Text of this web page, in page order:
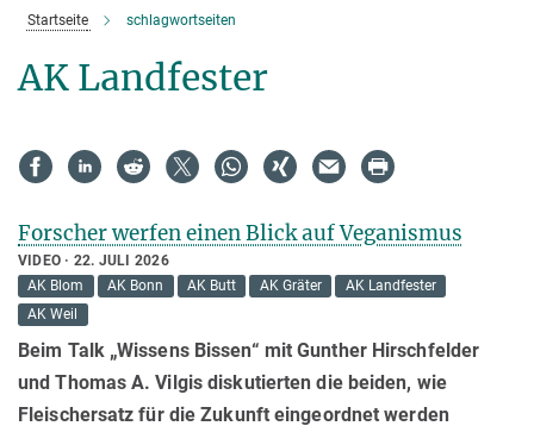
Startseite schlagwortseiten
AK Landfester
Forscher werfen einen Blick auf Veganismus
VIDEO
22. JULI 2026
AK Blom
AK Bonn AK Butt AK Gräter
AK Landfester
AK Weil
Beim Talk „Wissens Bissen“ mit Gunther Hirschfelder
und Thomas A. Vilgis diskutierten die beiden, wie
Fleischersatz für die Zukunft eingeordnet werden